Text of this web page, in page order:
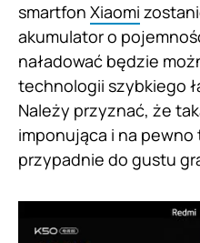
smartfon Xiaomi
akumulator o
naładować będzie
technologii szybkiego
Należy przyznać, że
imponująca i na
przypadnie do gustu